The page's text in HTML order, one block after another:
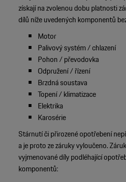
získají na zvolenou dobu platnosti
dílů níže uvedených komponentů
Motor
Palivový systém / chlazení
Pohon / převodovka
Odpružení / řízení
Brzdná soustava
Topení / klimatizace
Elektrika
Karosérie
Stárnutí či přirozené opotřebení
a je proto ze záruky vyloučeno.
vyjmenované díly podléhající
komponentů: